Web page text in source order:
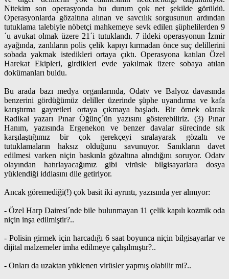
Nitekim son operasyonda bu durum çok net şekilde görüldü.
Operasyonlarda gözaltına alınan ve savcılık sorgusunun ardından
tutuklama talebiyle nöbetçi mahkemeye sevk edilen şüphelilerden 9
´u avukat olmak üzere 21´i tutuklandı. 7 ildeki operasyonun İzmir
ayağında, zanlıların polis çelik kapıyı kırmadan önce suç delillerini
sobada yakmak istedikleri ortaya çıktı. Operasyona katılan Özel
Harekat Ekipleri, girdikleri evde yakılmak üzere sobaya atılan
dokümanları buldu.
Bu arada bazı medya organlarında, Odatv ve Balyoz davasında
benzerini gördüğümüz deliller üzerinde şüphe uyandırma ve kafa
karıştırma gayretleri ortaya çıkmaya başladı. Bir örnek olarak
Radikal yazarı Pınar Öğünç´ün yazısını gösterebiliriz. (3) Pınar
Hanım, yazısında Ergenekon ve benzer davalar sürecinde sık
karşılaştığımız bir çok gerekçeyi sıralayarak gözaltı ve
tutuklamaların haksız olduğunu savunuyor. Sanıkların davet
edilmesi varken niçin baskınla gözaltına alındığını soruyor. Odatv
olayından hatırlayacağımız gibi virüsle bilgisayarlara dosya
yüklendiği iddiasını dile getiriyor.
Ancak göremediği(!) çok basit iki ayrıntı, yazısında yer almıyor:
- Özel Harp Dairesi´nde bile bulunmayan 11 çelik kapılı kozmik oda
niçin inşa edilmiştir?..
- Polisin girmek için harcadığı 6 saat boyunca niçin bilgisayarlar ve
dijital malzemeler imha edilmeye çalışılmıştır?..
- Onları da uzaktan yüklenen virüsler yapmış olabilir mi?..